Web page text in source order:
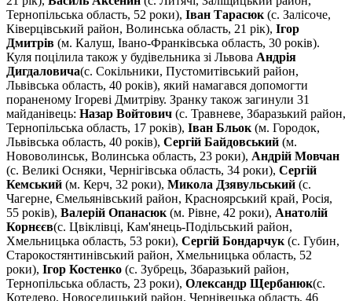
Тернопільська область, 52 роки), Іван Тарасюк (с. Залісоче,
Ківерцівський район, Волинська область, 21 рік), Ігор
Дмитрів (м. Калуш, Івано-Франківська область, 30 років).
Куля поцілила також у будівельника зі Львова Андрія
Дигдаловича(с. Сокільники, Пустомитівський район,
Львівська область, 40 років), який намагався допомогти
пораненому Ігореві Дмитріву. Зранку також загинули 31
майданівець: Назар Войтович (с. Травневе, Збаразький район,
Тернопільська область, 17 років), Іван Бльок (м. Городок,
Львівська область, 40 років), Сергій Байдовський (м.
Нововолинськ, Волинська область, 23 роки), Андрій Мовчан
(с. Великі Осняки, Чернігівська область, 34 роки), Сергій
Кемський (м. Керч, 32 роки), Микола Дзявульський (с.
Чагерне, Ємельянівський район, Красноярський край, Росія,
55 років), Валерій Опанасюк (м. Рівне, 42 роки), Анатолій
Корнєєв(с. Цвіклівці, Кам'янець-Подільський район,
Хмельницька область, 53 роки), Сергій Бондарчук (с. Губин,
Старокостянтинівський район, Хмельницька область, 52
роки), Ігор Костенко (с. Зубрець, Збаразький район,
Тернопільська область, 23 роки), Олександр Щербанюк(с.
Котелево, Новоселицький район, Чернівецька область, 46